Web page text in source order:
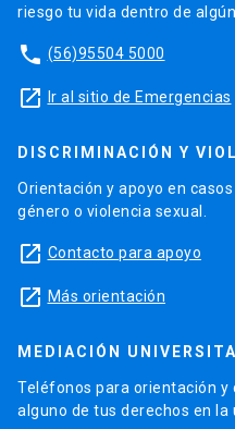
riesgo tu vida dentro de
phone (56)95504 5000
launch Ir al sitio de Emergencias
DISCRIMINACIÓN Y
Orientación y apoyo en
género o violencia sexual.
launch Contacto para apoyo
launch Más orientación
MEDIACIÓN
Teléfonos para orientación y
alguno de tus derechos en la